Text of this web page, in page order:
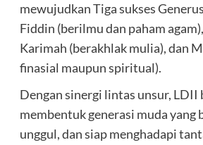
mewujudkan Tiga sukses
Fiddin (berilmu dan paham
Karimah (berakhlak mulia), dan
finasial maupun spiritual).
Dengan sinergi lintas unsur,
membentuk generasi muda yang
unggul, dan siap menghadapi